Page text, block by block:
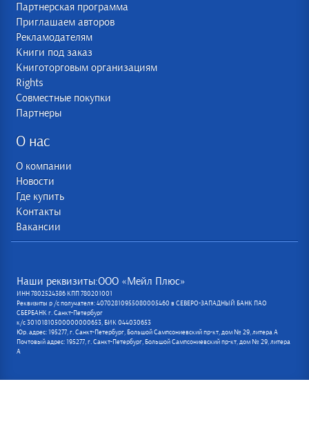
Партнерская программа
Приглашаем авторов
Рекламодателям
Книги под заказ
Книготорговым организациям
Rights
Совместные покупки
Партнеры
О нас
О компании
Новости
Где купить
Контакты
Вакансии
Наши реквизиты:ООО «Мейл Плюс»
ИНН 7802524386 КПП 780201001
Реквизиты р /с получателя: 40702810955080005460 в СЕВЕРО-ЗАПАДНЫЙ БАНК ПАО
СБЕРБАНК г. Санкт-Петербург
к/с 30101810500000000653, БИК 044030653
Юр. адрес: 195277, г. Санкт-Петербург, Большой Сампсониевский пр-кт, дом № 29, литера А
Почтовый адрес: 195277, г. Санкт-Петербург, Большой Сампсониевский пр-кт, дом № 29, литера
А